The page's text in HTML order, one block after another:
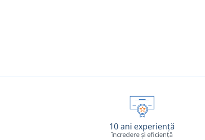
10 ani experiență
încredere și eficiență